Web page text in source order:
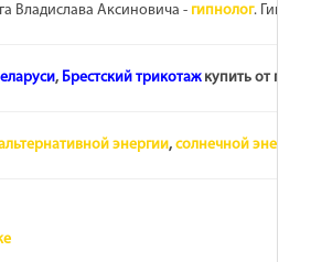
Владислава Аксиновича - гипнолог.
, Брестский трикотажкупить от
энергии, солнечной энергии